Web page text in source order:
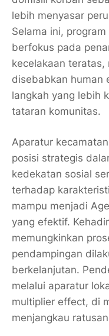
lebih menyasar
Selama ini,
berfokus pada
kecelakaan teratas,
disebabkan human
langkah yang lebih
tataran komunitas.
Aparatur
posisi strategis
kedekatan sosial
terhadap
mampu menjadi
yang efektif.
memungkinkan
pendampingan
berkelanjutan.
melalui aparatur
multiplier effect, di
menjangkau